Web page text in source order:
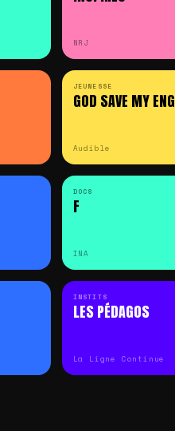
NRJ
JEUNESSE
GOD SAVE MY
Audible
DOCS
F
INA
INSTITS
LES PÉDAGOS
La Ligne Continue